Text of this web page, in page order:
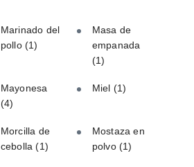
Marinado del
pollo (1)
Masa de
empanada
(1)
Mayonesa
(4)
Miel (1)
Morcilla de
cebolla(1)
Mostaza en
polvo(1)